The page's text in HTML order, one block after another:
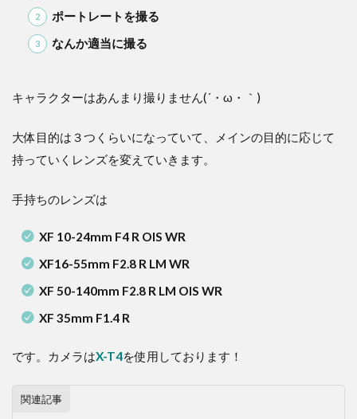
ポートレートを撮る
なんか適当に撮る
キャラクターはあんまり撮りません(´・ω・｀)
大体目的は３つくらいになっていて、メインの目的に応じて
持っていくレンズを変えていきます。
手持ちのレンズは
XF 10-24mm F4 R OIS WR
XF16-55mm F2.8 R LM WR
XF 50-140mm F2.8 R LM OIS WR
XF 35mm F1.4 R
です。カメラはX-T4を使用しております！
関連記事